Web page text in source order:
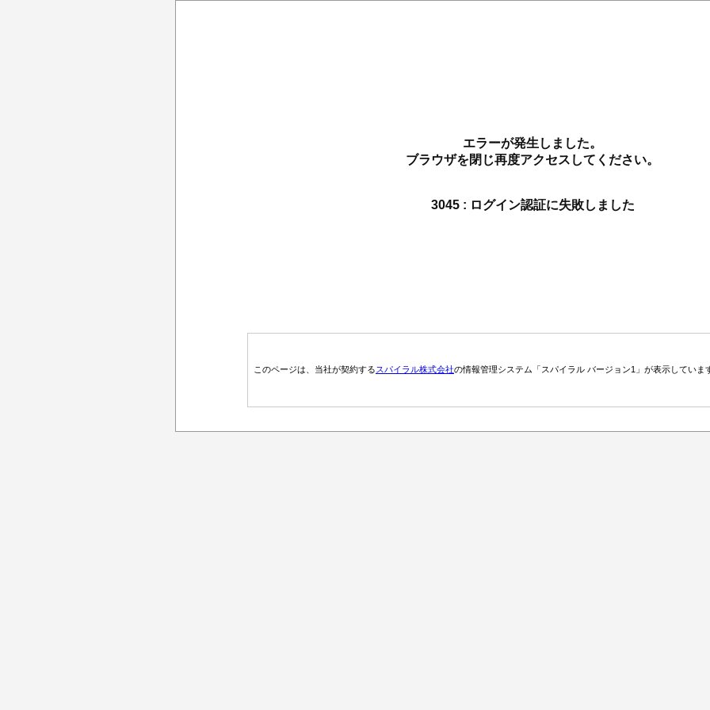
エラーが発生しました。
ブラウザを閉じ再度アクセスしてください。
3045 : ログイン認証に失敗しました
このページは、当社が契約するスパイラル株式会社の情報管理システム「スパイラル バージョン1」が表示していま